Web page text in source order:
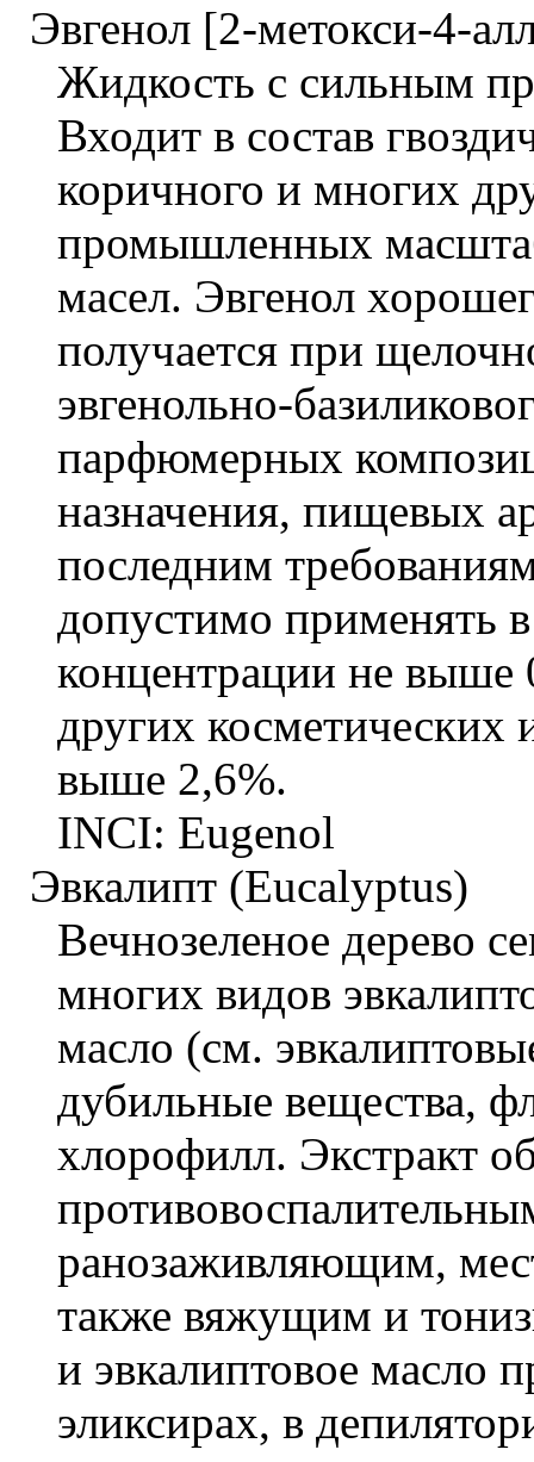
Эвгенол [2-метокси-4-
Жидкость с сильным
Входит в состав
коричного и многих
промышленных
масел. Эвгенол
получается при
эвгенольно-
парфюмерных
назначения, пищевых
последним
допустимо применять
концентрации не выше
других
выше 2,6%.
INCI: Eugenol
Эвкалипт (Eucalyptus)
Вечнозеленое дерево
многих видов
масло (см.
дубильные вещества,
хлорофилл. Экстракт
ранозаживляющим,
также вяжущим и
и эвкалиптовое масло
эликсирах, в